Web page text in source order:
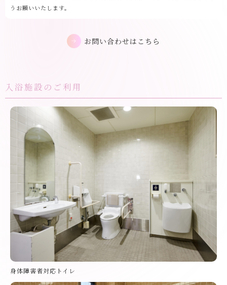
うお願いいたします。
お問い合わせはこちら
入浴施設のご利用
身体障害者対応トイレ